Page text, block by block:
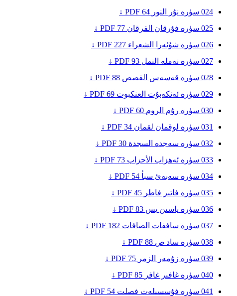
024 سۈرە نۇر النور 64
PDF ↓
025 سۈرە فۇرقان الفرقان 77
PDF ↓
026 سۈرە شۇئەرا الشعراء 227
PDF ↓
027 سۈرە نەملە النمل 93
PDF ↓
028 سۈرە قەسەس القصص 88
PDF ↓
029 سۈرە ئەنكەبۇت العنكبوت 69
PDF ↓
030 سۈرە رۇم الروم 60
PDF ↓
031 سۈرە لوقمان لقمان 34
PDF ↓
032 سۈرە سەجدە السجدة 30
PDF ↓
033 سۈرە ئەھزاب الأحزاب 73
PDF ↓
034 سۈرە سەبەئ سبأ 54
PDF ↓
035 سۈرە فاتىر فاطر 45
PDF ↓
036 سۈرە ياسىن يس 83
PDF ↓
037 سۈرە ساففات الصافات 182
PDF ↓
038 سۈرە ساد ص 88
PDF ↓
039 سۈرە زۇمەر الزمر 75
PDF ↓
040 سۈرە غافىر غافر 85
PDF ↓
041 سۈرە فۇسسىلەت فصلت 54
PDF ↓